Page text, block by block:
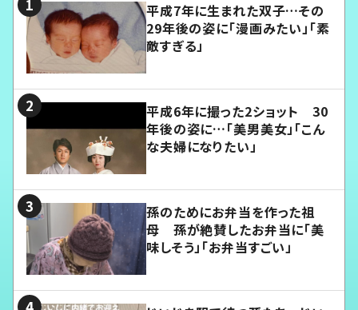
平成7年に生まれた双子…その
29年後の姿に「漫画みたい」「素
敵すぎる」
平成6年に撮った2ショット 30
年後の姿に…「美男美女」「こん
な夫婦になりたい」
孫のためにお弁当を作った祖
母 孫が絶賛したお弁当に「美
味しそう」「お弁当すごい」